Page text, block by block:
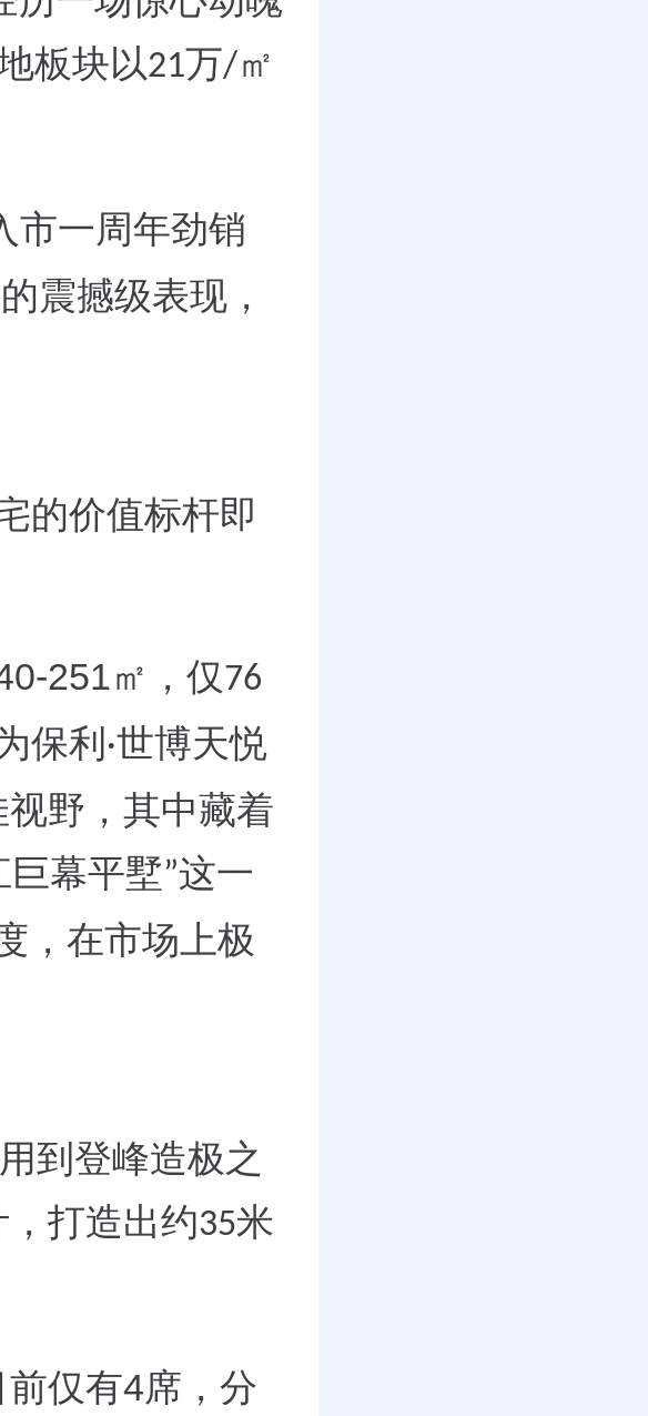
板块以21万/㎡
市一周年劲销
的震撼级表现，
的价值标杆即
251㎡，仅76
保利 ·世博天悦
野，其中藏着
巨幕平墅”这一
，在市场上极
到登峰造极之
打造出约35米
前仅有4席，分